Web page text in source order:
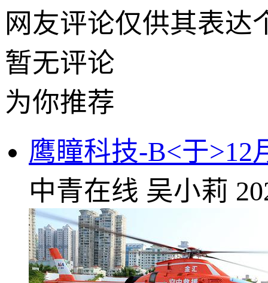
网友评论仅供其表达
暂无评论
为你推荐
鹰瞳科技-B<于>12
中青在线 吴小莉